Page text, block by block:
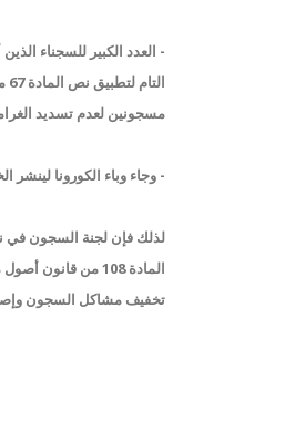
- العدد الكبير للسجناء
مسجونين لعدم تسديد
- وجاء وباء الكورونا
لذلك فإن لجنة السجون في
تخفيف مشاكل السجون